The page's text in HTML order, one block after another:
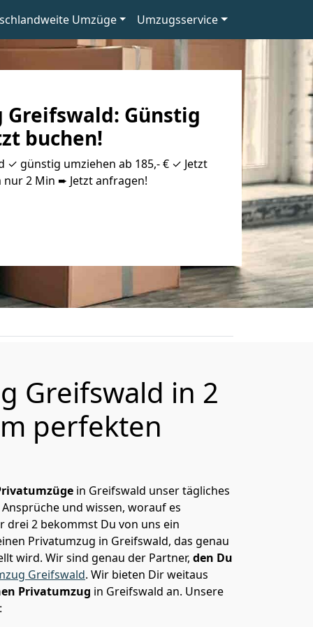
Umzüge Umzugsservice
Günstig
buchen!
✓ günstig umziehen ab 185,- € ✓ Jetzt
2 Min ➨ Jetzt anfragen!
Greifswald in 2
perfekten
in Greifswald unser tägliches
und wissen, worauf es
2 bekommst Du von uns ein
Privatumzug in Greifswald, das genau
wird. Wir sind genau der Partner, den Du
Greifswald. Wir bieten Dir weitaus
Privatumzug in Greifswald an. Unsere